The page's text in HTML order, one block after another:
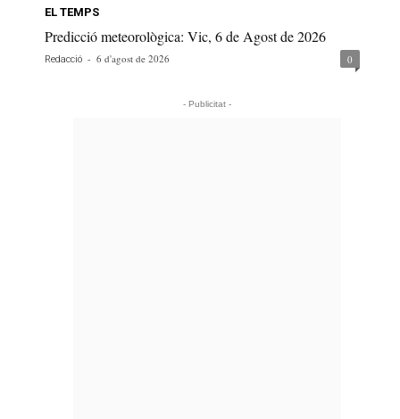
EL TEMPS
Predicció meteorològica: Vic, 6 de Agost de 2026
Redacció - 6 d'agost de 2026 0
- Publicitat -